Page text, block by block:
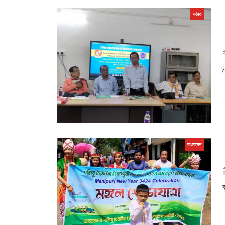
ভারত
বাংলাদেশ